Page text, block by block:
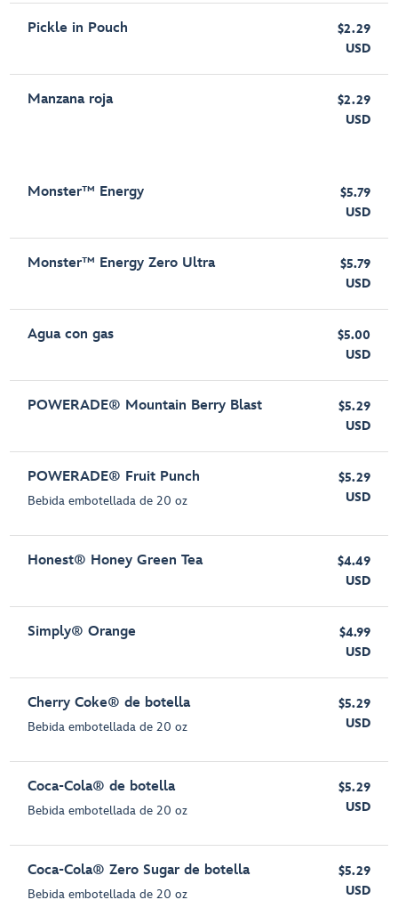
Pickle in Pouch
$2.29
USD
Manzana roja
$2.29
USD
Monster™ Energy
$5.79
USD
Monster™ Energy Zero Ultra
$5.79
USD
Agua con gas
$5.00
USD
POWERADE® Mountain Berry Blast
$5.29
USD
POWERADE® Fruit Punch
Bebida embotellada de 20 oz
$5.29
USD
Honest® Honey Green Tea
$4.49
USD
Simply® Orange
$4.99
USD
Cherry Coke® de botella
Bebida embotellada de 20 oz
$5.29
USD
Coca-Cola® de botella
Bebida embotellada de 20 oz
$5.29
USD
Coca-Cola® Zero Sugar de botella
Bebida embotellada de 20 oz
$5.29
USD